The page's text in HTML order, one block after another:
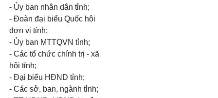
- Ủy ban nhân dân tỉnh;
- Đoàn đại biểu Quốc hội
đơn vị tỉnh;
- Ủy ban MTTQVN tỉnh;
- Các tổ chức chính trị - xã
hội tỉnh;
- Đại biểu HĐND tỉnh;
- Các sở, ban, ngành tỉnh;